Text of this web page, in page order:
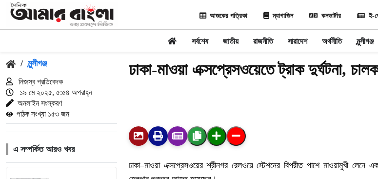
আজকের পত্রিকা ম্যাগাজিন কনভার্টার ই-
সর্বশেষ জাতীয় রাজনীতি সারাদেশ অর্থনীতি মুন্সীগঞ্জ
/ মুন্সীগঞ্জ
নিজস্ব প্রতিবেদক
১৯ মে ২০২৫, ৫:৫৪ অপরাহ্ন
অনলাইন সংস্করণ
পাঠক সংখ্যা ১৫৩ জন
এ সম্পর্কিত আরও খবর
ঢাকা-মাওয়া এক্সপ্রেসওয়েতে ট্রাক দুর্ঘটনা,
ঢাকা–মাওয়া এক্সপ্রেসওয়ের শ্রীনগর রেলওয়ে স্টেশনের বিপরীত পাশে মাওয়ামুখী লেনে